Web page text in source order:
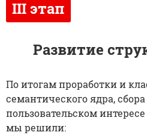
Развитие
По итогам проработки и
семантического ядра,
пользовательском
мы решили: